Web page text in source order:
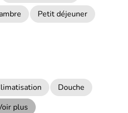
Petit déjeuner
Douche
plus